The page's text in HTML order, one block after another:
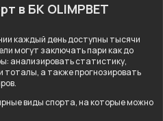
в БК OLIMPBET
каждый день доступны тысячи
могут заключать пари как до
анализировать статистику,
тоталы, а также прогнозировать
виды спорта, на которые можно